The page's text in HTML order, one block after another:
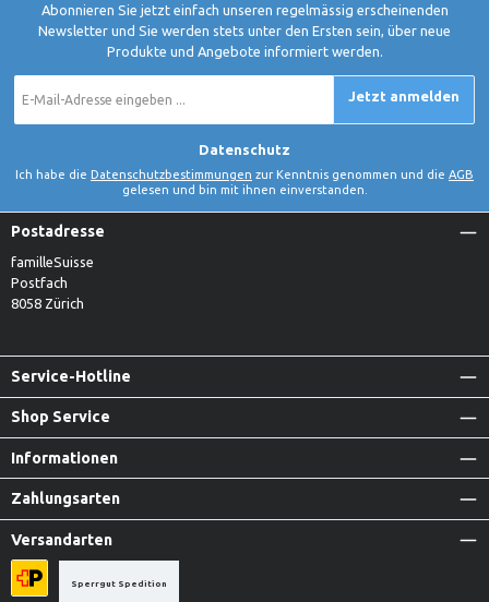
Abonnieren Sie jetzt einfach unseren regelmässig erscheinenden
Newsletter und Sie werden stets unter den Ersten sein, über neue
Produkte und Angebote informiert werden.
Mail-
Jetzt anmelden
Datenschutz
Ich habe die Datenschutzbestimmungen zur Kenntnis genommen und die AGB
gelesen und bin mit ihnen einverstanden.
Postadresse
familleSuisse
Postfach
8058 Zürich
Service-Hotline
Shop Service
Informationen
Zahlungsarten
Versandarten
Sperrgut Spedition